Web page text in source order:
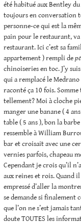
été habitué aux Bentley du
toujours en conversation
personne-ce qui est la
pain pour le restaurant,
restaurant. Ici c’est sa
appartement ) rempli de
chinoiseries en toc. J’y
qui a remplacé le Medrano
raconté ça 10 fois. Somme
tellement? Moi à cloche
manger une banane ( 4
table ( 5 ans ), bon la
ressemble à William
bar et croisait avec une
vernies parfois, chapeau
Cependant je crois qu’il
aux reines et rois. Quand
empressé d’aller la
se demande si finalement
que l’on ne s’est jamais
doute TOUTES les